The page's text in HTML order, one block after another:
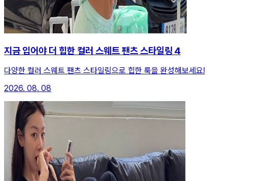
지금 입어야 더 힙한 컬러 스웨트 팬츠 스타일링 4
다양한 컬러 스웨트 팬츠 스타일링으로 힙한 룩을 완성해보세요!
2026. 08. 08